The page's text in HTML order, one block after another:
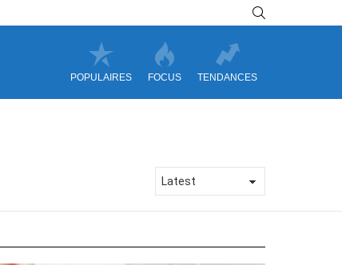
POPULAIRES FOCUS TENDANCES